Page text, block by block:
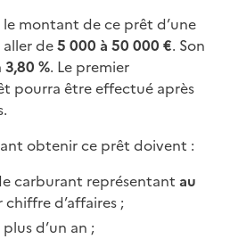
montant de ce prêt d’une
de5 000 à 50 000 €. Son
3,80 %. Le premier
pourra être effectué après
obtenir ce prêt doivent :
carburant représentant au
chiffre d’affaires ;
d’un an ;